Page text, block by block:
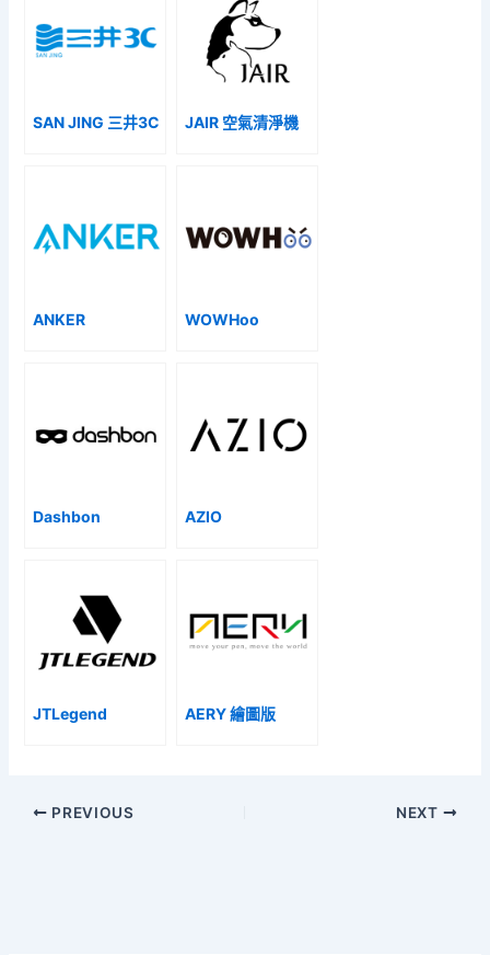
SAN JING 三井3C JAIR 空氣清淨機
ANKER WOWHoo
Dashbon AZIO
JTLegend AERY 繪圖版
PREVIOUS NEXT